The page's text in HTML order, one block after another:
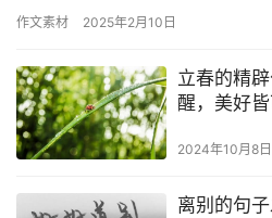
作文素材 2025年2月10日
立春的精
醒，美好
2024年10月8日
离别的句